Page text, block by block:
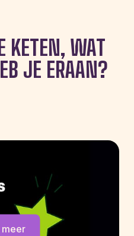
KETEN, WAT
JE ERAAN?
meer